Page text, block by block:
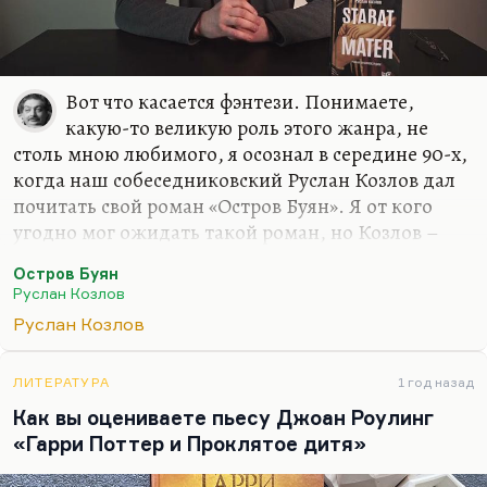
Вот что касается фэнтези. Понимаете,
какую-то великую роль этого жанра, не
столь мною любимого, я осознал в середине 90-х,
когда наш собеседниковский Руслан Козлов дал
почитать свой роман «Остров Буян». Я от кого
угодно мог ожидать такой роман, но Козлов –
редактировал «Смену» ленинградскую, он автор
первой публикации о «Митьках», он и открыл их
как течение. Он был автором первого ответа
принципами». Когда все замерли, думая, что это
произошел поворот в правительстве, а вот Козлов
взял и написал очень резкую и язвительную
статью «Не могу молчать».
Остров Буян
Руслан Козлов
Руслан Козлов
ЛИТЕРАТУРА 1 год назад
Как вы оцениваете пьесу Джоан Роулинг
«Гарри Поттер и Проклятое дитя»